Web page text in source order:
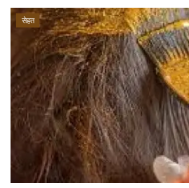
Home
Contact
भारत
दुनिया
प्रदेश
सेहत